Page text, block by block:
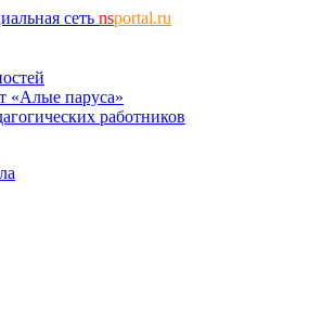
сеть nsportal.ru
«Алые паруса»
работников